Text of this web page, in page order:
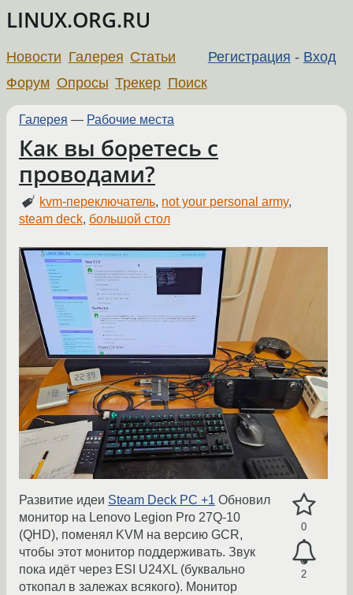
LINUX.ORG.RU
Регистрация - Вход
Новости Галерея Статьи
Форум Опросы Трекер Поиск
Галерея — Рабочие места
Как вы боретесь с
проводами?
kvm-переключатель, not your personal army,
steam deck, большой стол
0
2
Развитие идеи Steam Deck PC +1 Обновил
монитор на Lenovo Legion Pro 27Q-10
(QHD), поменял KVM на версию GCR,
чтобы этот монитор поддерживать. Звук
пока идёт через ESI U24XL (буквально
откопал в залежах всякого). Монитор